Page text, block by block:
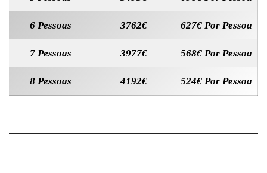
6 Pessoas 3762€ 627€ Por Pessoa
7 Pessoas 3977€ 568€ Por Pessoa
8 Pessoas 4192€ 524€ Por Pessoa